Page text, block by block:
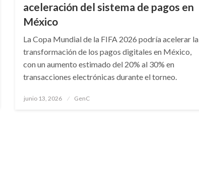
aceleración del sistema de pagos en
México
La Copa Mundial de la FIFA 2026 podría acelerar la
transformación de los pagos digitales en México,
con un aumento estimado del 20% al 30% en
transacciones electrónicas durante el torneo.
Publicado
junio 13, 2026 GenC